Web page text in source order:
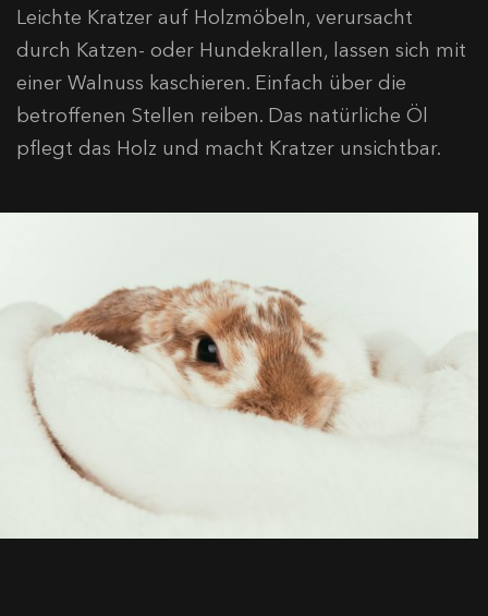
Leichte Kratzer auf Holzmöbeln, verursacht
durch Katzen- oder Hundekrallen, lassen sich mit
einer Walnuss kaschieren. Einfach über die
betroffenen Stellen reiben. Das natürliche Öl
pflegt das Holz und macht Kratzer unsichtbar.